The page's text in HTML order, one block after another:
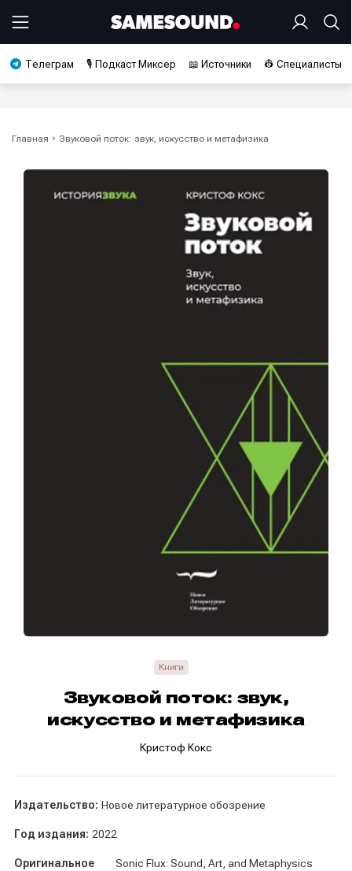
Телеграм 🎙️ Подкаст Миксер 📖 Источники 👷 Специалисты
Главная Звуковой поток: звук, искусство и метафизика
Книги
Звуковой поток: звук,
искусство и метафизика
Кристоф Кокс
Издательство: Новое литературное обозрение
Год издания: 2022
Оригинальное
Sonic Flux: Sound, Art, and Metaphysics